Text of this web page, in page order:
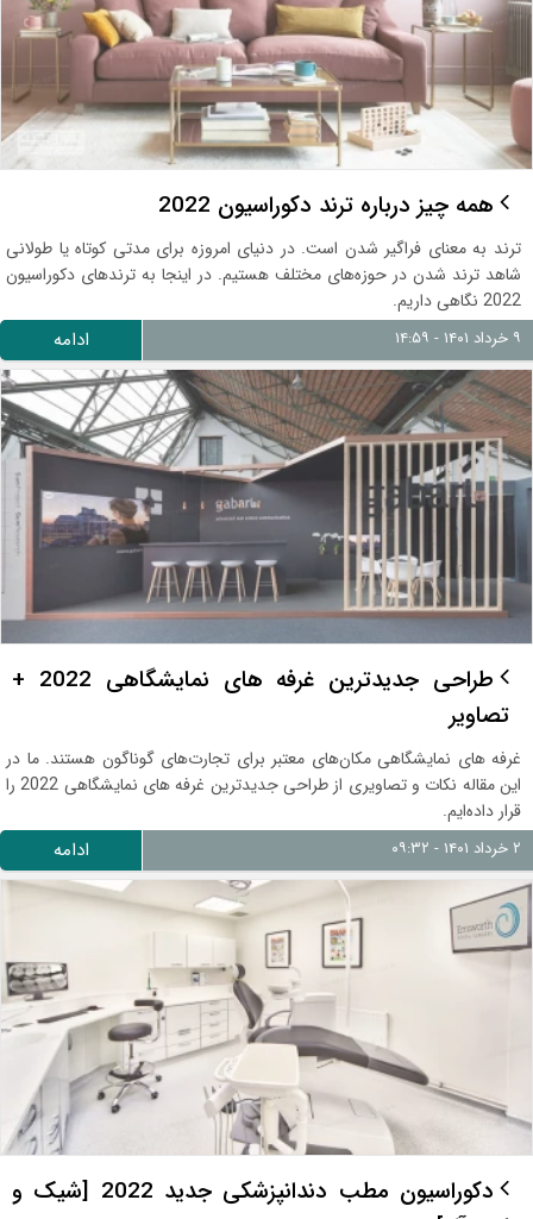
همه چیز درباره ترند دکوراسیون 2022
ترند به معنای فراگیر شدن است. در دنیای امروزه برای مدتی کوتاه یا طولانی
شاهد ترند شدن در حوزه‌های مختلف هستیم. در اینجا به ترندهای دکوراسیون
2022 نگاهی داریم.
ادامه
طراحی جدیدترین غرفه های نمایشگاهی 2022 +
تصاویر
غرفه های نمایشگاهی مکان‌های معتبر برای تجارت‌های گوناگون هستند. ما در
این مقاله نکات و تصاویری از طراحی جدیدترین غرفه های نمایشگاهی 2022 را
قرار داده‌ایم.
ادامه
دکوراسیون مطب دندانپزشکی جدید 2022 [شیک و